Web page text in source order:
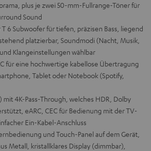
plus je zwei 50-mm-Fullrange-Töner für
Sound
6 Subwoofer für tiefen, präzisen Bass, liegend
platzierbar, Soundmodi (Nacht, Musik,
Klangeinstellungen wählbar
für eine hochwertige kabellose Übertragung
Tablet oder Notebook (Spotify,
mit 4K-Pass-Through, welches HDR, Dolby
eARC, CEC für Bedienung mit der TV-
Ein-Kabel-Anschluss
und Touch-Panel auf dem Gerät,
Metall, kristallklares Display (dimmbar),